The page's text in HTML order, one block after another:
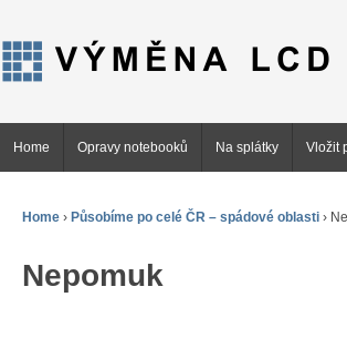
Home Opravy notebooků Na splátky Vložit
Home › Působíme po celé ČR – spádové oblasti ›
Nepomuk